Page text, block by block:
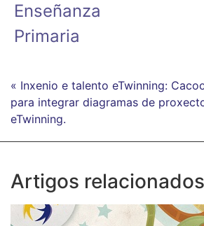
Enseñanza
Primaria
« Inxenio e talento eTwinning:
para integrar diagramas de
eTwinning.
Artigos relacionados